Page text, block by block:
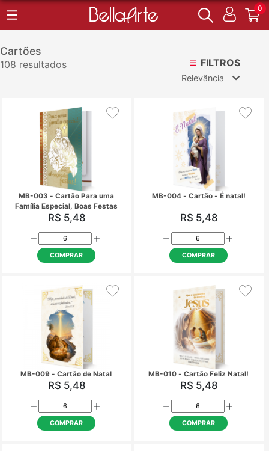
0
Cartões
108 resultados
Relevância
Mais Vendidos
Menor Preço
Maior Preço
Ordem Alfabética
FILTROS
MB-003 - Cartão Para uma
Família Especial, Boas Festas
R$ 5,48
COMPRAR
MB-004 - Cartão - É
R$ 5,48
COMPRAR